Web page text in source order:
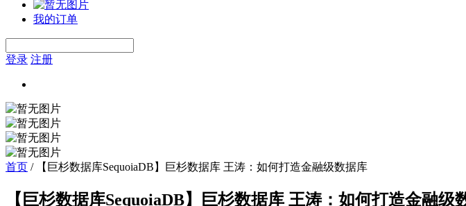
我的订单
登录 注册
首页 / 【巨杉数据库SequoiaDB】巨杉数据库 王涛：如何打造金融级数据库
【巨杉数据库SequoiaDB】巨杉数据库 王涛：如何打造金融级